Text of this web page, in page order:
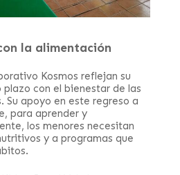
la alimentación
Kosmos reflejan su
con el bienestar de las
Su apoyo en este regreso a
para aprender y
los menores necesitan
y a programas que